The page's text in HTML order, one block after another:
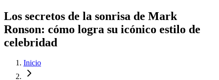
Los secretos de la sonrisa de Mark
Ronson: cómo logra su icónico estilo de
celebridad
Inicio